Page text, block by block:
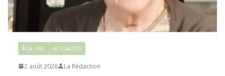
À LA UNE ACTUALITÉS
2 août 2026 La Rédaction